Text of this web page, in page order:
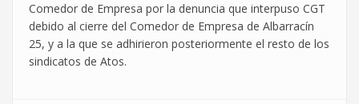
Comedor de Empresa por la denuncia que interpuso CGT
debido al cierre del Comedor de Empresa de Albarracín
25, y a la que se adhirieron posteriormente el resto de los
sindicatos de Atos.